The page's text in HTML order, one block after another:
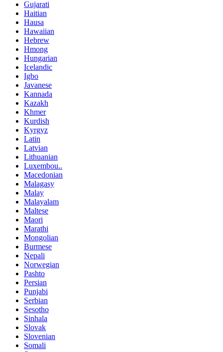
Gujarati
Haitian
Hausa
Hawaiian
Hebrew
Hmong
Hungarian
Icelandic
Igbo
Javanese
Kannada
Kazakh
Khmer
Kurdish
Kyrgyz
Latin
Latvian
Lithuanian
Luxembou..
Macedonian
Malagasy
Malay
Malayalam
Maltese
Maori
Marathi
Mongolian
Burmese
Nepali
Norwegian
Pashto
Persian
Punjabi
Serbian
Sesotho
Sinhala
Slovak
Slovenian
Somali